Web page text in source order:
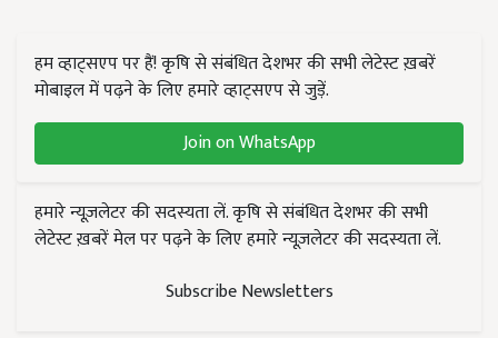
हम व्हाट्सएप पर हैं! कृषि से संबंधित देशभर की सभी लेटेस्ट ख़बरें
मोबाइल में पढ़ने के लिए हमारे व्हाट्सएप से जुड़ें.
Join on WhatsApp
हमारे न्यूज़लेटर की सदस्यता लें. कृषि से संबंधित देशभर की सभी
लेटेस्ट ख़बरें मेल पर पढ़ने के लिए हमारे न्यूज़लेटर की सदस्यता लें.
Subscribe Newsletters